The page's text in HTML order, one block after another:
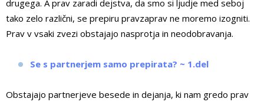
drugega. A prav zaradi dejstva, da smo si ljudje med seboj
tako zelo različni, se prepiru pravzaprav ne moremo izogniti.
Prav v vsaki zvezi obstajajo nasprotja in neodobravanja.
Se s partnerjem samo prepirata? ~ 1.del
Obstajajo partnerjeve besede in dejanja, ki nam gredo prav